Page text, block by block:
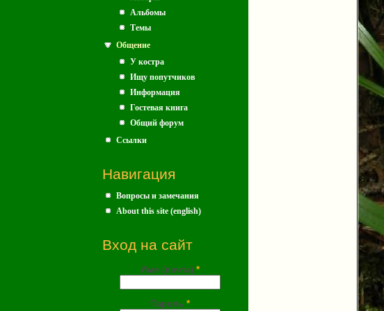
Альбомы
Темы
Общение
У костра
Ищу попутчиков
Информация
Гостевая книга
Общий форум
Ссылки
Навигация
Вопросы и замечания
About this site (english)
Вход на сайт
Имя (почта) *
Пароль *